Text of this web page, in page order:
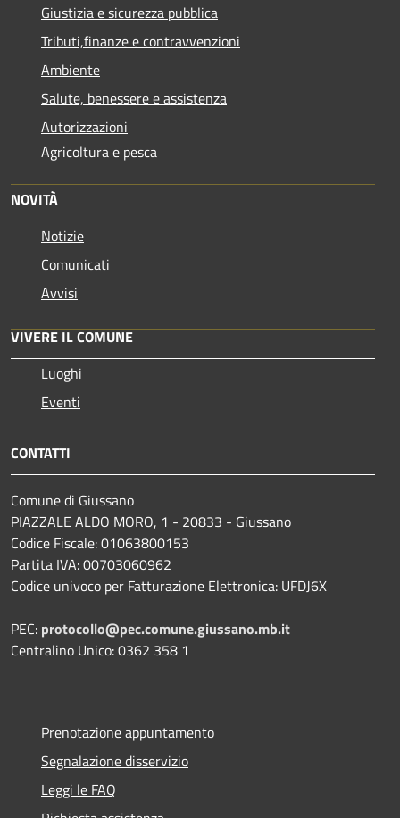
Giustizia e sicurezza pubblica
Tributi,finanze e contravvenzioni
Ambiente
Salute, benessere e assistenza
Autorizzazioni
Agricoltura e pesca
NOVITÀ
Notizie
Comunicati
Avvisi
VIVERE IL COMUNE
Luoghi
Eventi
CONTATTI
Comune di Giussano
PIAZZALE ALDO MORO, 1 - 20833 - Giussano
Codice Fiscale: 01063800153
Partita IVA: 00703060962
Codice univoco per Fatturazione Elettronica: UFDJ6X
PEC: protocollo@pec.comune.giussano.mb.it
Centralino Unico: 0362 358 1
Prenotazione appuntamento
Segnalazione disservizio
Leggi le FAQ